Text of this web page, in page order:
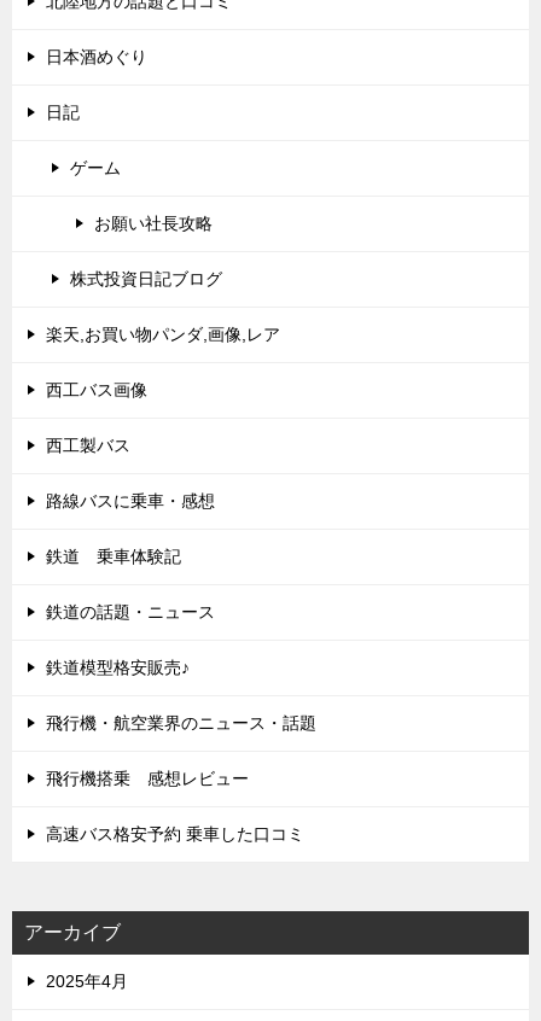
日本酒めぐり
日記
ゲーム
お願い社長攻略
株式投資日記ブログ
楽天,お買い物パンダ,画像,レア
西工バス画像
西工製バス
路線バスに乗車・感想
鉄道 乗車体験記
鉄道の話題・ニュース
鉄道模型格安販売♪
飛行機・航空業界のニュース・話題
飛行機搭乗 感想レビュー
高速バス格安予約 乗車した口コミ
アーカイブ
2025年4月